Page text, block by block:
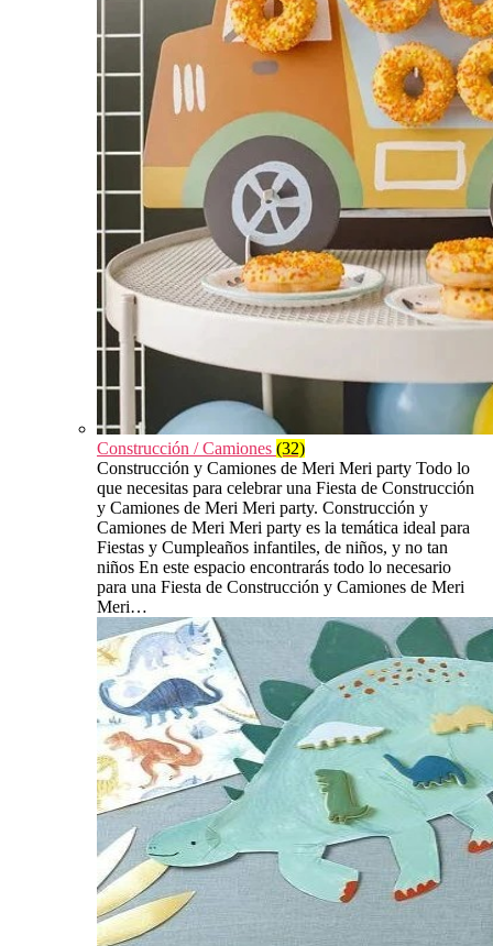
Construcción / Camiones (32)
Construcción y Camiones de Meri Meri party Todo lo
que necesitas para celebrar una Fiesta de Construcción
y Camiones de Meri Meri party. Construcción y
Camiones de Meri Meri party es la temática ideal para
Fiestas y Cumpleaños infantiles, de niños, y no tan
niños En este espacio encontrarás todo lo necesario
para una Fiesta de Construcción y Camiones de Meri
Meri…